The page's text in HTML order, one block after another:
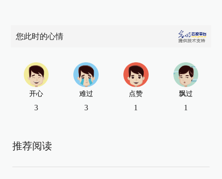
您此时的心情
开心
3
难过
3
点赞
1
飘过
1
推荐阅读